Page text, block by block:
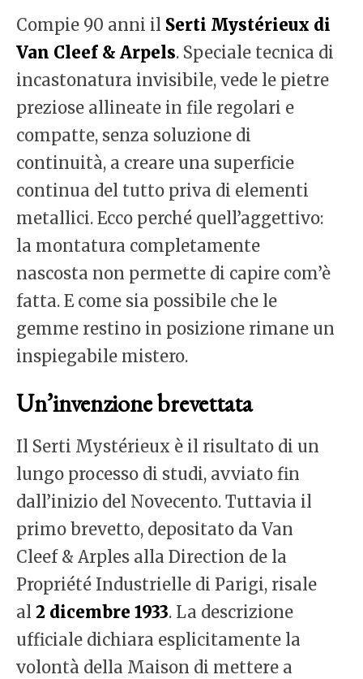
Compie 90 anni il Serti Mystérieux di
Van Cleef & Arpels. Speciale tecnica di
incastonatura invisibile, vede le pietre
preziose allineate in file regolari e
compatte, senza soluzione di
continuità, a creare una superficie
continua del tutto priva di elementi
metallici. Ecco perché quell’aggettivo:
la montatura completamente
nascosta non permette di capire com’è
fatta. E come sia possibile che le
gemme restino in posizione rimane un
inspiegabile mistero.
Un’invenzione brevettata
Il Serti Mystérieux è il risultato di un
lungo processo di studi, avviato fin
dall’inizio del Novecento. Tuttavia il
primo brevetto, depositato da Van
Cleef & Arples alla Direction de la
Propriété Industrielle di Parigi, risale
al 2 dicembre 1933. La descrizione
ufficiale dichiara esplicitamente la
volontà della Maison di mettere a